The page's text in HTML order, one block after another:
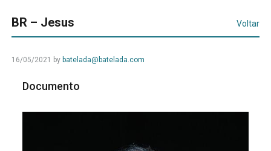
BR – Jesus Voltar
16/05/2021 by batelada@batelada.com
Documento